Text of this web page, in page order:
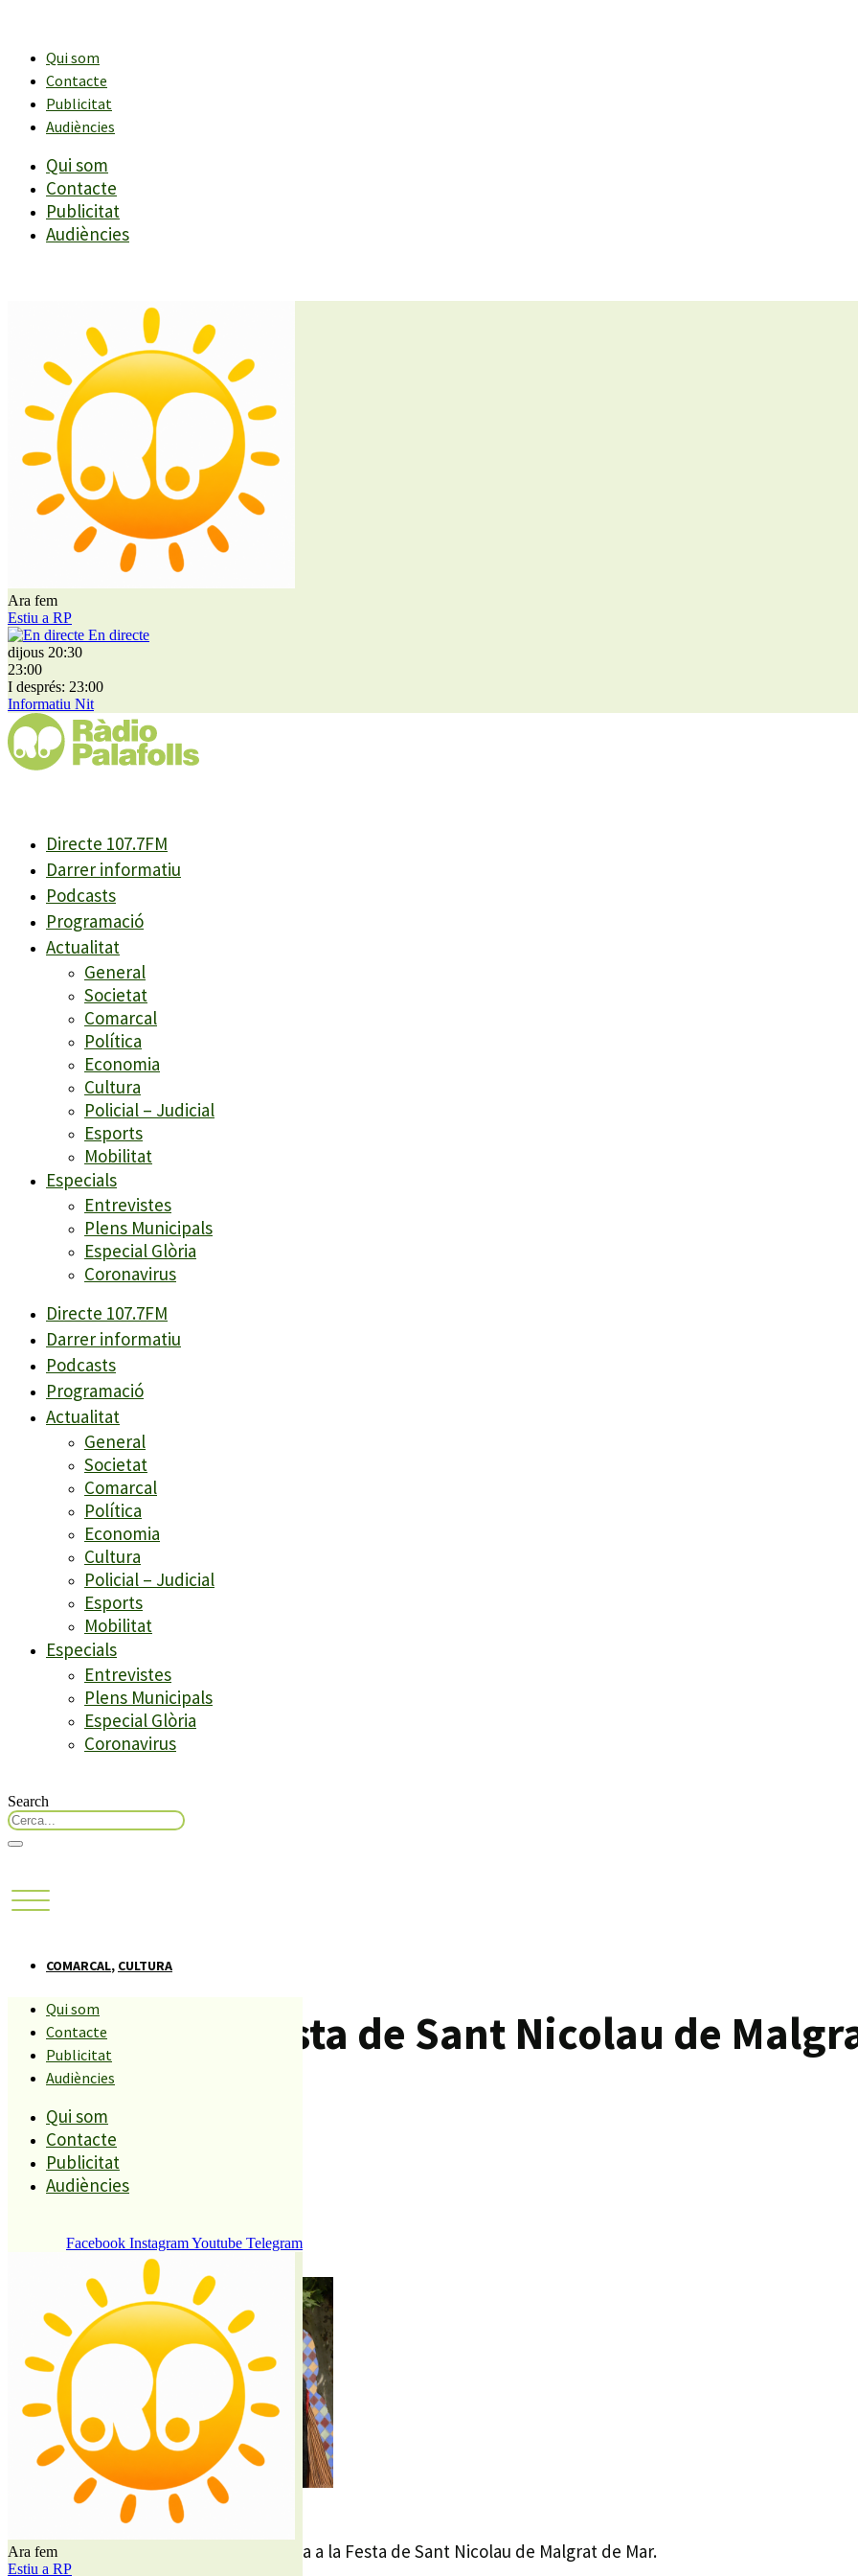
contingutQui som
Contacte
Publicitat
Audiències
Qui som
Contacte
Publicitat
Audiències
Ara fem
Estiu a RP
En directe
dijous 20:30
23:00
I després: 23:00
Informatiu Nit
Directe 107.7FM
Darrer informatiu
Podcasts
Programació
Actualitat
General
Societat
Comarcal
Política
Economia
Cultura
Policial – Judicial
Esports
Mobilitat
Especials
Entrevistes
Plens Municipals
Especial Glòria
Coronavirus
Directe 107.7FM
Darrer informatiu
Podcasts
Programació
Actualitat
General
Societat
Comarcal
Política
Economia
Cultura
Policial – Judicial
Esports
Mobilitat
Especials
Entrevistes
Plens Municipals
Especial Glòria
Coronavirus
Search
Qui som
Contacte
Publicitat
Audiències
Qui som
Contacte
Publicitat
Audiències
Facebook InstagramYoutube Telegram
Ara fem
Estiu a RP
COMARCAL, CULTURA
En marxa la Festa de Sant Nicolau de
(vade.cat)
REDACCIÓ
(vade.cat)
Divendres es va donar el tret de sortida a la Festa de Sant Nicolau de Malgrat de Mar.